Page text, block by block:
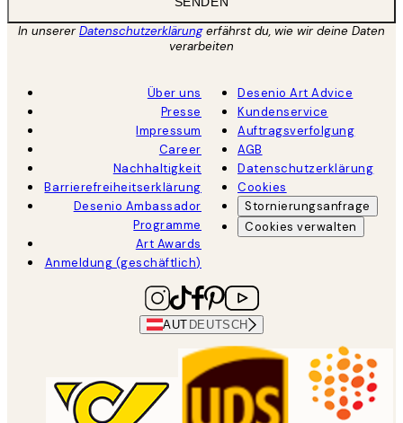
In unsererDatenschutzerklärungerfährst du, wie wir deine Daten
verarbeiten
Über uns
Presse
Impressum
Career
Nachhaltigkeit
Barrierefreiheitserklärung
Desenio Ambassador
Programme
Art Awards
Anmeldung (geschäftlich)
Desenio Art Advice
Kundenservice
Auftragsverfolgung
AGB
Datenschutzerklärung
Cookies
Stornierungsanfrage
Cookies verwalten
AUT DEUTSCH